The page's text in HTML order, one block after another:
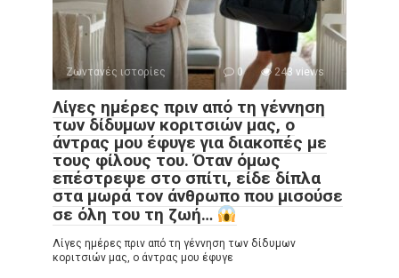
Ζωντανές ιστορίες 0 243 views
Λίγες ημέρες πριν από τη γέννηση
των δίδυμων κοριτσιών μας, ο
άντρας μου έφυγε για διακοπές με
τους φίλους του. Όταν όμως
επέστρεψε στο σπίτι, είδε δίπλα
στα μωρά τον άνθρωπο που μισούσε
σε όλη του τη ζωή…
Λίγες ημέρες πριν από τη γέννηση των δίδυμων
κοριτσιών μας, ο άντρας μου έφυγε